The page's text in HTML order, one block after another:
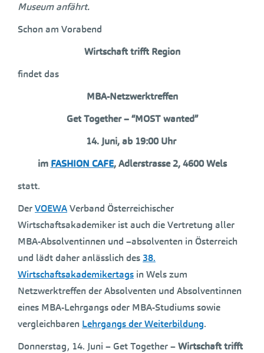
Museum anfährt.
Schon am Vorabend
Wirtschaft trifft Region
findet das
MBA-Netzwerktreffen
Get Together – “MOST wanted”
14. Juni, ab 19:00 Uhr
im FASHION CAFE, Adlerstrasse 2, 4600 Wels
statt.
DerVOEWAVerband Österreichischer
Wirtschaftsakademiker ist auch die Vertretung aller
MBA-Absolventinnen und –absolventen in Österreich
und lädt daher anlässlich des 38.
Wirtschaftsakademikertags in Wels zum
Netzwerktreffen derAbsolventen und Absolventinnen
eines MBA-Lehrgangs oder MBA-Studiumssowie
vergleichbaren Lehrgangs der Weiterbildung.
Donnerstag, 14. Juni – Get Together –Wirtschaft trifft